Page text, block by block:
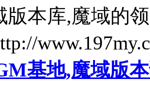
版本库,魔域的
基地,魔域版